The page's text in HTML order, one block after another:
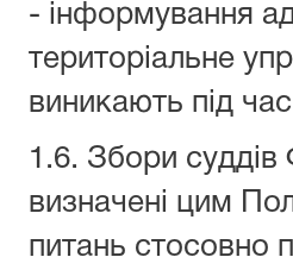
- інформування
територіальне
виникають під
1.6. Збори суддів
визначені цим
питань стосовно